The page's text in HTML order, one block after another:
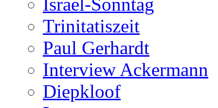
Trinitatiszeit
Paul Gerhardt
Interview Ackermann
Diepkloof